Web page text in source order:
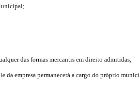
das formas mercantis em direito admitidas;
empresa permanecerá a cargo do próprio